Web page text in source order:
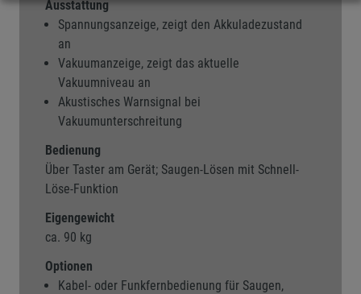
Ausstattung
Spannungsanzeige, zeigt den Akkuladezustand
an
Vakuumanzeige, zeigt das aktuelle
Vakuumniveau an
Akustisches Warnsignal bei
Vakuumunterschreitung
Bedienung
Über Taster am Gerät; Saugen-Lösen mit Schnell-
Löse-Funktion
Eigengewicht
ca. 90 kg
Optionen
Kabel- oder Funkfernbedienung für Saugen,